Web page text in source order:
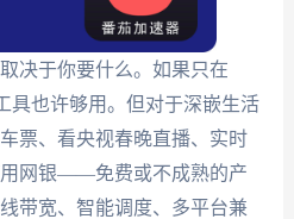
决于你要什么。如果只在
具也许够用。但对于深嵌生活
票、看央视春晚直播、实时
网银——免费或不成熟的产
带宽、智能调度、多平台兼